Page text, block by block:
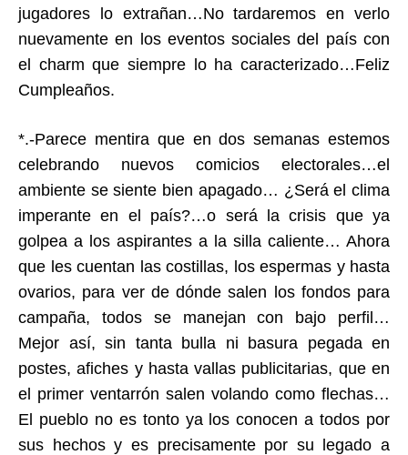
jugadores lo extrañan…No tardaremos en verlo
nuevamente en los eventos sociales del país con
el charm que siempre lo ha caracterizado…Feliz
Cumpleaños.
*.-Parece mentira que en dos semanas estemos
celebrando nuevos comicios electorales…el
ambiente se siente bien apagado… ¿Será el clima
imperante en el país?…o será la crisis que ya
golpea a los aspirantes a la silla caliente… Ahora
que les cuentan las costillas, los espermas y hasta
ovarios, para ver de dónde salen los fondos para
campaña, todos se manejan con bajo perfil…
Mejor así, sin tanta bulla ni basura pegada en
postes, afiches y hasta vallas publicitarias, que en
el primer ventarrón salen volando como flechas…
El pueblo no es tonto ya los conocen a todos por
sus hechos y es precisamente por su legado a